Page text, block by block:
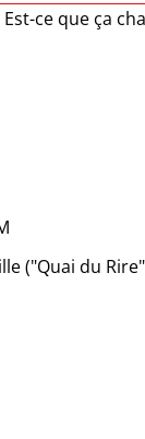
ce que ça
("Quai du